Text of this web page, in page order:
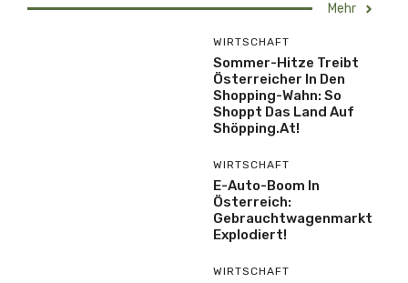
Mehr
WIRTSCHAFT
Sommer-Hitze Treibt
Österreicher In Den
Shopping-Wahn: So
Shoppt Das Land Auf
Shöpping.at!
WIRTSCHAFT
E-Auto-Boom In
Österreich:
Gebrauchtwagenmarkt
Explodiert!
WIRTSCHAFT